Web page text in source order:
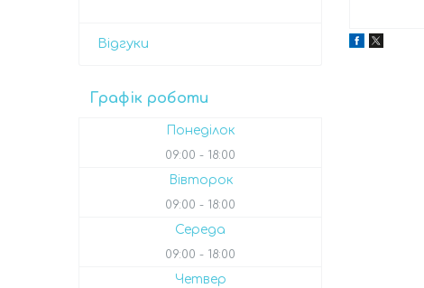
Відгуки
Графік роботи
Понеділок
09:00 18:00
Вівторок
09:00 18:00
Середа
09:00 18:00
Четвер